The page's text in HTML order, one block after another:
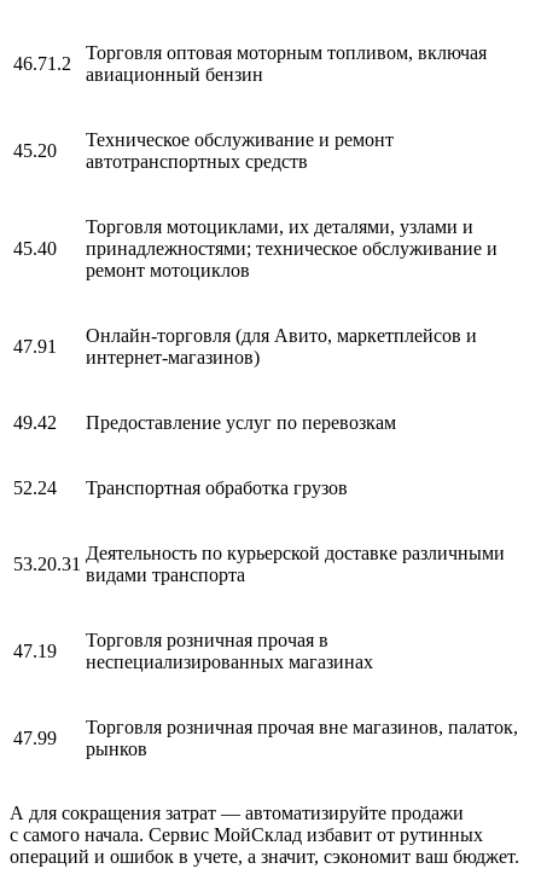
46.71.2
Торговля оптовая моторным топливом, включая
авиационный бензин
45.20
Техническое обслуживание и ремонт
автотранспортных средств
45.40
Торговля мотоциклами, их деталями, узлами и
принадлежностями; техническое обслуживание и
ремонт мотоциклов
47.91
Онлайн-торговля (для Авито, маркетплейсов и
интернет-магазинов)
49.42 Предоставление услуг по перевозкам
52.24 Транспортная обработка грузов
53.20.31
Деятельность по курьерской доставке различными
видами транспорта
47.19
Торговля розничная прочая в
неспециализированных магазинах
47.99
Торговля розничная прочая вне магазинов, палаток,
рынков
А для сокращения затрат — автоматизируйте продажи
с самого начала. Сервис МойСклад избавит от рутинных
операций и ошибок в учете, а значит, сэкономит ваш бюджет.